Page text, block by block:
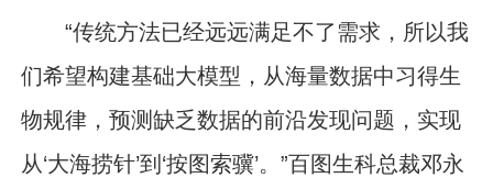
“传统方法已经远远满足不了需求，所以我
们希望构建基础大模型，从海量数据中习得生
物规律，预测缺乏数据的前沿发现问题，实现
从‘大海捞针’到‘按图索骥’。”百图生科总裁邓永